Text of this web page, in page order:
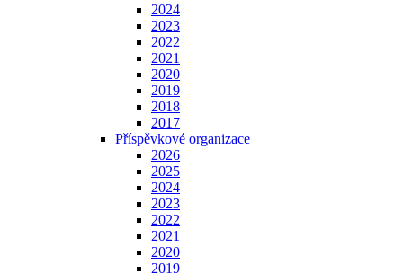
2024
2023
2022
2021
2020
2019
2018
2017
Příspěvkové organizace
2026
2025
2024
2023
2022
2021
2020
2019